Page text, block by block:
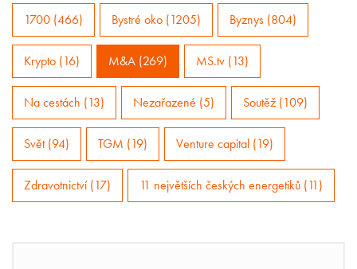
1700 (466) Bystré oko (1205) Byznys (804)
Krypto (16) M&A (269) MS.tv (13)
Na cestách (13) Nezařazené (5) Soutěž (109)
Svět (94) TGM (19) Venture capital (19)
Zdravotnictví (17) 11 největších českých energetiků (11)